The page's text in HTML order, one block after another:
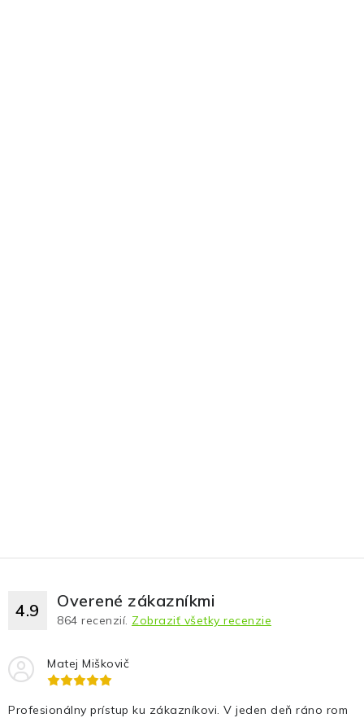
4.9 Overené zákazníkmi
864 recenzií. Zobraziť všetky recenzie
Matej Miškovič
Profesionálny prístup ku zákazníkovi. V jeden deň ráno rom